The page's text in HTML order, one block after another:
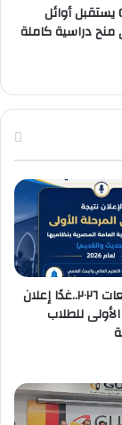
رئيس مجلس أمناء GUC وGIU يستقبل أوائل
منح دراسية كاملة
تنسيق الجامعات ٢٠٢٦..غدًا إعلان
الأولى للطلاب